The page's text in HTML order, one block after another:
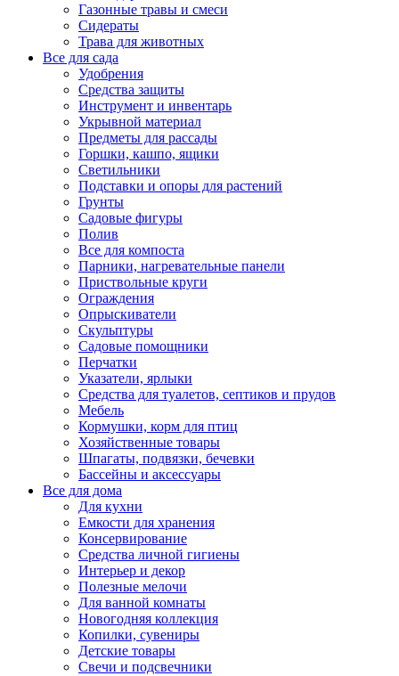
Газонные травы и смеси
Сидераты
Трава для животных
Все для сада
Удобрения
Средства защиты
Инструмент и инвентарь
Укрывной материал
Предметы для рассады
Горшки, кашпо, ящики
Светильники
Подставки и опоры для растений
Грунты
Садовые фигуры
Полив
Все для компоста
Парники, нагревательные панели
Приствольные круги
Ограждения
Опрыскиватели
Скульптуры
Садовые помощники
Перчатки
Указатели, ярлыки
Средства для туалетов, септиков и прудов
Мебель
Кормушки, корм для птиц
Хозяйственные товары
Шпагаты, подвязки, бечевки
Бассейны и аксессуары
Все для дома
Для кухни
Емкости для хранения
Консервирование
Средства личной гигиены
Интерьер и декор
Полезные мелочи
Для ванной комнаты
Новогодняя коллекция
Копилки, сувениры
Детские товары
Свечи и подсвечники